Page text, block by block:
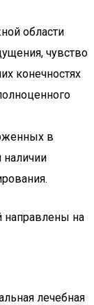
области
чувство
конечностях
в
наличии
направлены на
лечебная